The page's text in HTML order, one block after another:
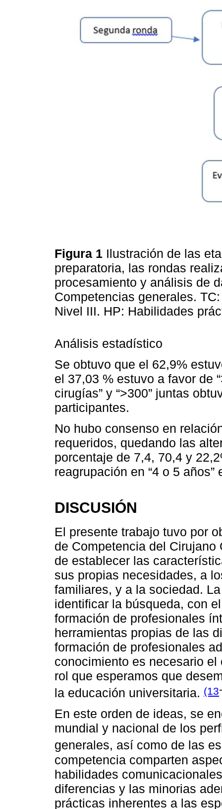
Figura 1 Ilustración de las
preparatoria, las rondas
procesamiento y análisis de
Competencias generales.
Nivel III. HP: Habilidades
Análisis estadístico
Se obtuvo que el 62,9%
el 37,03 % estuvo a favor de
cirugías” y “>300” juntas
participantes.
No hubo consenso en
requeridos, quedando las
porcentaje de 7,4, 70,4 y
reagrupación en “4 o 5 años”
DISCUSIÓN
El presente trabajo tuvo por
de Competencia del
de establecer las
sus propias necesidades, a
familiares, y a la sociedad.
identificar la búsqueda, con
formación de profesionales
herramientas propias de las
formación de profesionales
conocimiento es necesario
rol que esperamos que
la educación universitaria. (13-
En este orden de ideas, se
mundial y nacional de los
generales, así como de las
competencia comparten
habilidades
diferencias y las minorias
prácticas inherentes a las